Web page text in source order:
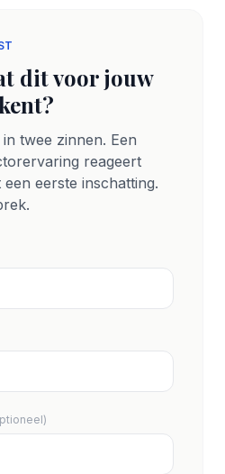
dit voor jouw
twee zinnen. Een
reageert
eerste inschatting.